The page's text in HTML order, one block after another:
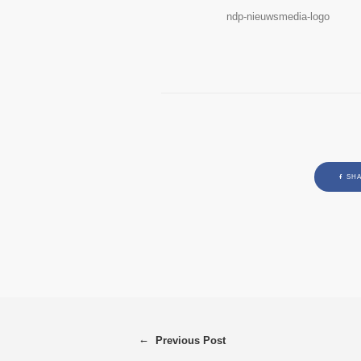
ndp-nieuwsmedia-logo
← Previous Post